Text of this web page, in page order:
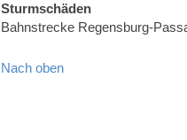
Sturmschäden
Bahnstrecke Regensburg-
Nach oben